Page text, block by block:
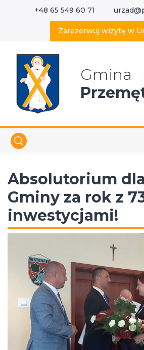
+48 65 549 60 71
Zarezerwuj wizytę w
Gmina
Absolutorium
Gminy za rok z
inwestycjami!
Wyszukaj w serwisie